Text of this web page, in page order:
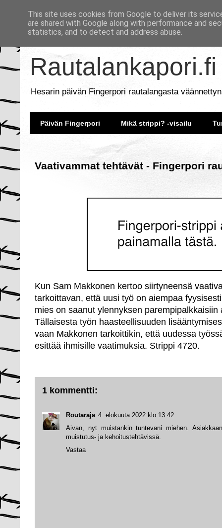
Rautalankapori.fi
Hesarin päivän Fingerpori rautalangasta
Päivän Fingerpori Mikä strippi? -visailu
Vaativammat tehtävät - Fingerpori
Kun Sam Makkonen kertoo siirtyneensä
tarkoittavan, että uusi työ on aiempaa
mies on saanut ylennyksen parempipalkkaisiin
Tällaisesta työn haasteellisuuden
vaan Makkonen tarkoittikin, että uudessa
esittää ihmisille vaatimuksia. Strippi 4720.
1 kommentti:
Routaraja 4. elokuuta 2022 klo 13.42
Aivan, nyt muistankin tuntevani miehen.
muistutus- ja kehoitustehtävissä.
Vastaa
This site uses cookies from Google to deliver its
are shared with Google along with performance and
statistics, and to detect and address abuse.